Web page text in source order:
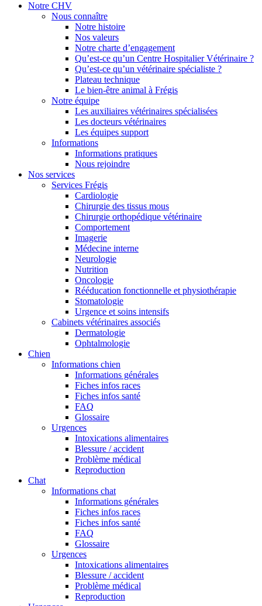
Notre CHV
Nous connaître
Notre histoire
Nos valeurs
Notre charte d’engagement
Qu’est-ce qu’un Centre Hospitalier Vétérinaire ?
Qu’est-ce qu’un vétérinaire spécialiste ?
Plateau technique
Le bien-être animal à Frégis
Notre équipe
Les auxiliaires vétérinaires spécialisées
Les docteurs vétérinaires
Les équipes support
Informations
Informations pratiques
Nous rejoindre
Nos services
Services Frégis
Cardiologie
Chirurgie des tissus mous
Chirurgie orthopédique vétérinaire
Comportement
Imagerie
Médecine interne
Neurologie
Nutrition
Oncologie
Rééducation fonctionnelle et physiothérapie
Stomatologie
Urgence et soins intensifs
Cabinets vétérinaires associés
Dermatologie
Ophtalmologie
Chien
Informations chien
Informations générales
Fiches infos races
Fiches infos santé
FAQ
Glossaire
Urgences
Intoxications alimentaires
Blessure / accident
Problème médical
Reproduction
Chat
Informations chat
Informations générales
Fiches infos races
Fiches infos santé
FAQ
Glossaire
Urgences
Intoxications alimentaires
Blessure / accident
Problème médical
Reproduction